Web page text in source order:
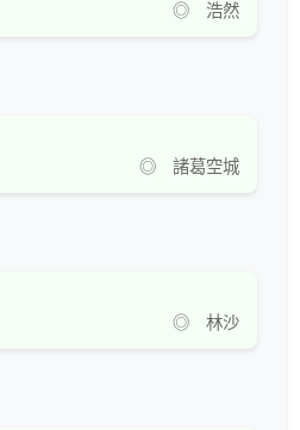
◎ 浩然
◎ 諸葛空城
◎ 林沙